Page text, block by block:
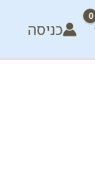
כניסה